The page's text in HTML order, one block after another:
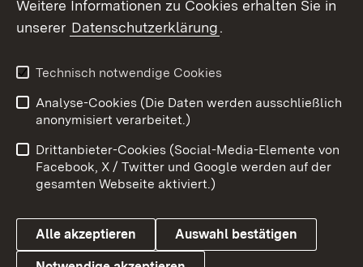
X / Twitter
Youtube
Impressum
Kontakt
Barrierefreiheit
Datenschutz
Cookies
Weitere Informationen zu Cookies erhalten Sie in
unserer Datenschutzerklärung.
Technisch notwendige Cookies
Analyse-Cookies (Die Daten werden ausschließlich
anonymisiert verarbeitet.)
Drittanbieter-Cookies (Social-Media-Elemente von
Facebook, X / Twitter und Google werden auf der
gesamten Webseite aktiviert.)
Alle akzeptieren Auswahl bestätigen